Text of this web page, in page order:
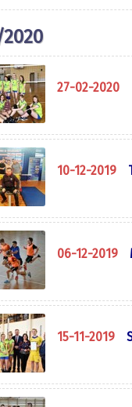
27-02-2020
10-12-2019
06-12-2019
15-11-2019